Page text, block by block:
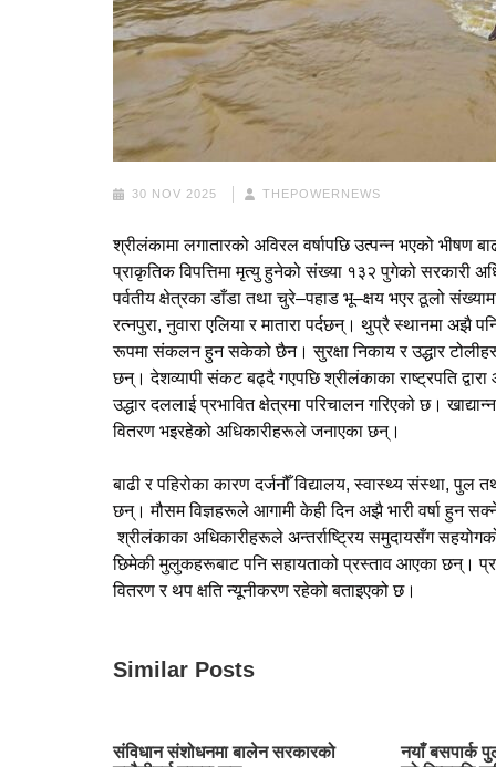
30 NOV 2025 THEPOWERNEWS
श्रीलंकामा लगातारको अविरल वर्षापछि उत्पन्न भएको भीषण
प्राकृतिक विपत्तिमा मृत्यु हुनेको संख्या १३२ पुगेको सरकारी
पर्वतीय क्षेत्रका डाँडा तथा चुरे–पहाड भू–क्षय भएर ठूलो
रत्नपुरा, नुवारा एलिया र मातारा पर्दछन्। थुप्रै स्थानमा
रूपमा संकलन हुन सकेको छैन। सुरक्षा निकाय र उद्धार
छन्। देशव्यापी संकट बढ्दै गएपछि श्रीलंकाका राष्ट्रपति
उद्धार दललाई प्रभावित क्षेत्रमा परिचालन गरिएको छ।
वितरण भइरहेको अधिकारीहरूले जनाएका छन्।
बाढी र पहिरोका कारण दर्जनौँ विद्यालय, स्वास्थ्य संस्था,
छन्। मौसम विज्ञहरूले आगामी केही दिन अझै भारी वर्षा हुन
श्रीलंकाका अधिकारीहरूले अन्तर्राष्ट्रिय समुदायसँग
छिमेकी मुलुकहरूबाट पनि सहायताको प्रस्ताव आएका छन्।
वितरण र थप क्षति न्यूनीकरण रहेको बताइएको छ।
Similar Posts
संविधान संशोधनमा बालेन सरकारको
नयाँ बसपार्क